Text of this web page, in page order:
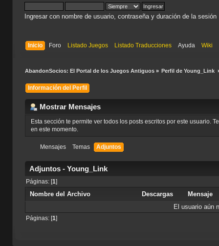
Ingresar con nombre de usuario, contraseña y duración de la sesión
Inicio Foro Listado Juegos Listado Traducciones Ayuda Wiki
AbandonSocios: El Portal de los Juegos Antiguos» Perfil de Young_Link
Información del Perfil
Mostrar Mensajes
Esta sección te permite ver todos los posts escritos por este usuario.
en este momento.
Mensajes Temas Adjuntos
Adjuntos - Young_Link
Páginas: [1]
Nombre del Archivo Descargas
Mensaje
El usuario aún
Páginas: [1]